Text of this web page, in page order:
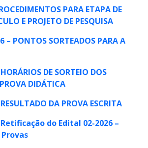
PARA ETAPA DE
E PROJETO DE PESQUISA
– PONTOS SORTEADOS PARA A
HORÁRIOS DE SORTEIO DOS
DIDÁTICA
DA PROVA ESCRITA
Retificação do Edital 02-2026 –